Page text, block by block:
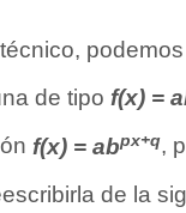
de tipo f(x) =
f(x) = abpx+q,
de la